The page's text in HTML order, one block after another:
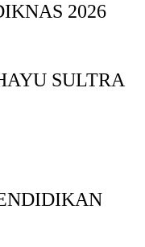
2026
SULTRA